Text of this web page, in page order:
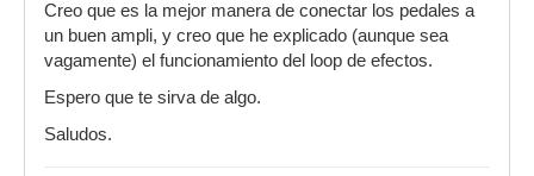
Creo que es la mejor manera de conectar los pedales a
un buen ampli, y creo que he explicado (aunque sea
vagamente) el funcionamiento del loop de efectos.
Espero que te sirva de algo.
Saludos.